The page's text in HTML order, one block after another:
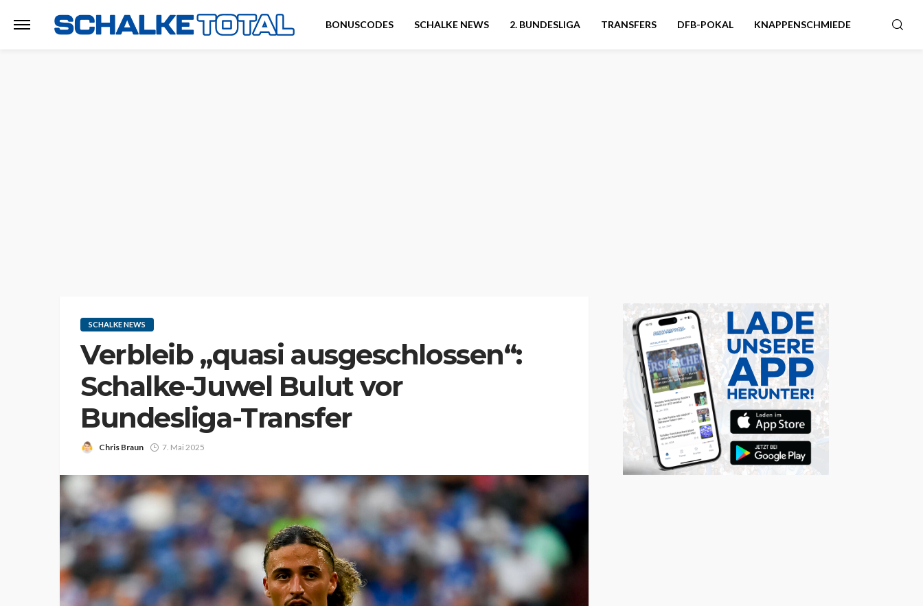
BONUSCODES SCHALKE NEWS 2. BUNDESLIGA TRANSFERS DFB-POKAL KNAPPENSCHMIEDE
SCHALKE NEWS
Verbleib „quasi ausgeschlossen“:
Schalke-Juwel Bulut vor
Bundesliga-Transfer
Chris Braun 7. Mai 2025